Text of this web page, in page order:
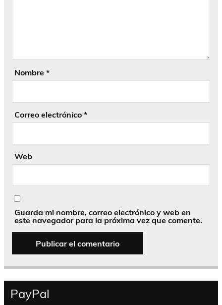
Nombre *
Correo electrónico *
Web
Guarda mi nombre, correo electrónico y web en
este navegador para la próxima vez que comente.
PayPal